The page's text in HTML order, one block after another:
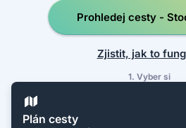
Prohledej cesty -
Zjistit, jak to
1. Vyber si
Plán cesty